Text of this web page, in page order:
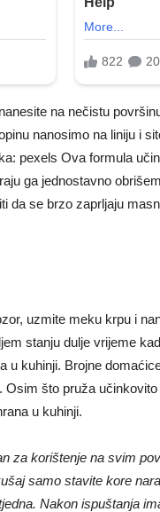
na nečistu
nanosimo na liniju i
pexels Ova formula
ga jednostavno
da se brzo zaprljaju
uzmite meku krpu i
stanju dulje vrijeme
u kuhinji. Brojne
Osim što pruža
u kuhinji.
za korištenje na svim
samo stavite kore
Nakon ispuštanja